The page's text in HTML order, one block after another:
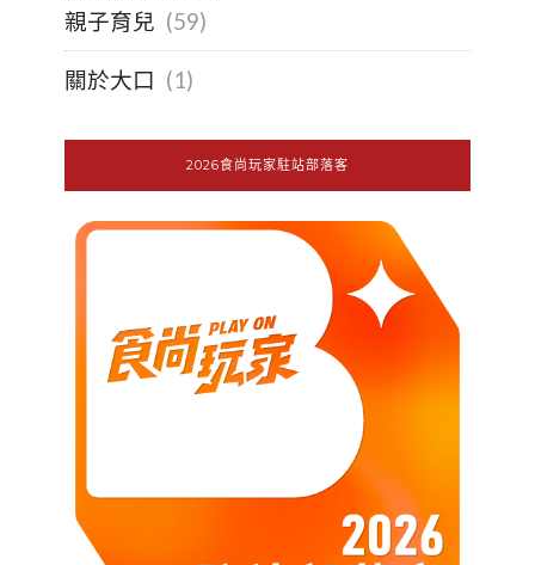
親子育兒 (59)
關於大口 (1)
2026食尚玩家駐站部落客